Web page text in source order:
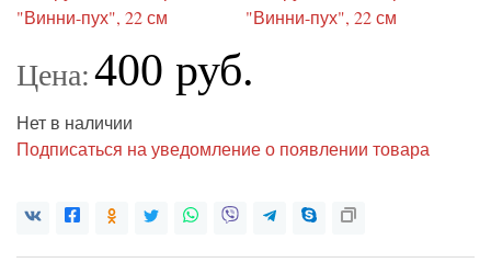
Цена:400 руб.
Нет в наличии
Подписаться на уведомление о появлении товара